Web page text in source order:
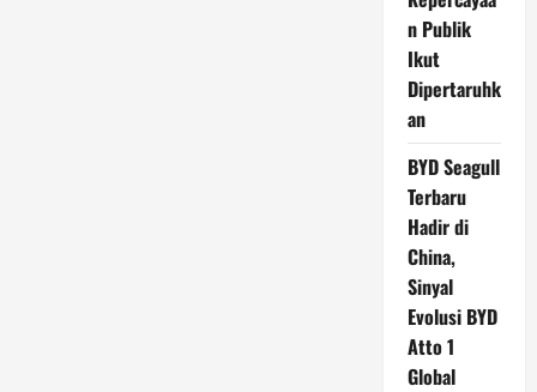
n Publik
Ikut
Dipertaruhk
an
BYD Seagull
Terbaru
Hadir di
China,
Sinyal
Evolusi BYD
Atto 1
Global